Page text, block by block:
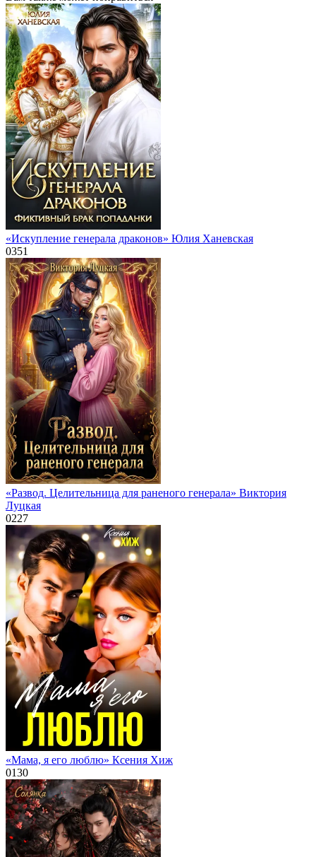
«Искупление генерала драконов» Юлия Ханевская
0351
«Развод. Целительница для раненого генерала» Виктория
Луцкая
0227
«Мама, я его люблю» Ксения Хиж
0130